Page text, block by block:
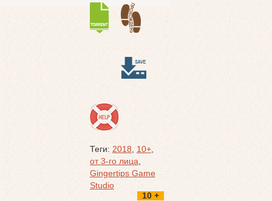
Теги: 2018 ,10+,
от 3-го лица
Gingertips Game
Studio
10 +